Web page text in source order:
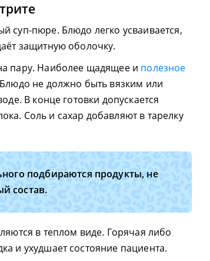
суп-пюре. Блюдо легко усваивается,
защитную оболочку.
пару. Наиболее щадящее и полезное
не должно быть вязким или
В конце готовки допускается
Соль и сахар добавляют в тарелку
подбираются продукты, не
состав.
в теплом виде. Горячая либо
и ухудшает состояние пациента.